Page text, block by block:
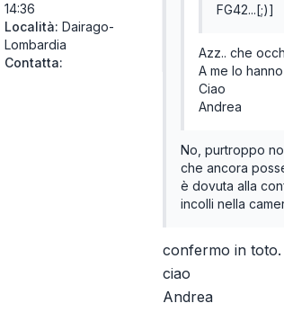
14:36
Località: Dairago-
Lombardia
Contatta:
FG42...[;)]
Azz.. che
A me lo
Ciao
Andrea
No, purtroppo
che ancora
è dovuta alla
incolli nella
confermo in
ciao
Andrea